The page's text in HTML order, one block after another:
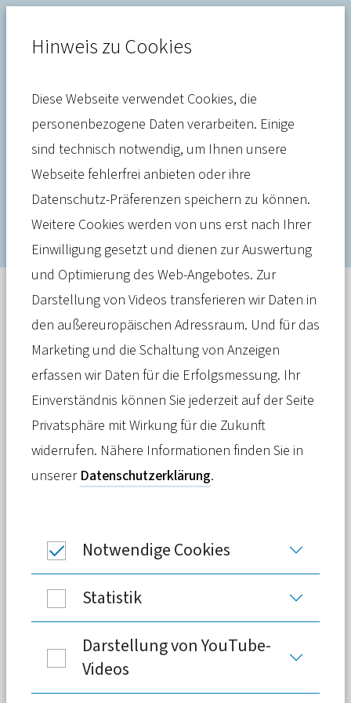
Beiträge
Destatis veröffentlicht Zahlen
zur PKV-Beitragsentwicklung
Meldung
Das Statistische Bundesamt vergleicht
die Beitragsentwicklung in der Privaten
Krankenversicherung mit der
Veränderungsrate bei den
Verbraucherpreisen. Zielführender für
die Versicherten wäre der Vergleich mit
den Beiträgen in der Gesetzlichen
21.04.2021 -
Das Statistische Bundesamt
(Destatis) hat am 21. April 2021
zur Beitragsentwicklungin der Privaten
Krankenversicherung (PKV) veröffentlicht.
Darin vergleicht es die PKV-Beiträge mit der
Hinweis zu Cookies
Diese Webseite verwendet Cookies, die
personenbezogene Daten verarbeiten. Einige
sind technisch notwendig, um Ihnen unsere
Webseite fehlerfrei anbieten oder ihre
Datenschutz-Präferenzen speichern zu können.
Weitere Cookies werden von uns erst nach Ihrer
Einwilligung gesetzt und dienen zur Auswertung
und Optimierung des Web-Angebotes. Zur
Darstellung von Videos transferieren wir Daten in
den außereuropäischen Adressraum. Und für das
Marketing und die Schaltung von Anzeigen
erfassen wir Daten für die Erfolgsmessung. Ihr
Einverständnis können Sie jederzeit auf der Seite
Privatsphäre mit Wirkung für die Zukunft
widerrufen. Nähere Informationen finden Sie in
unserer Datenschutzerklärung.
Notwendige Cookies
Statistik
Darstellung von YouTube-
Videos